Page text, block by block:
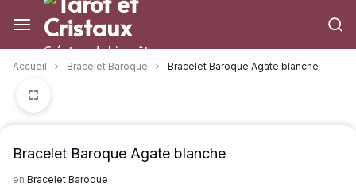
à/au
contenuCréateur de bien-être
Accueil Bracelet Baroque Bracelet Baroque Agate blanche
Bracelet Baroque Agate blanche
en Bracelet Baroque